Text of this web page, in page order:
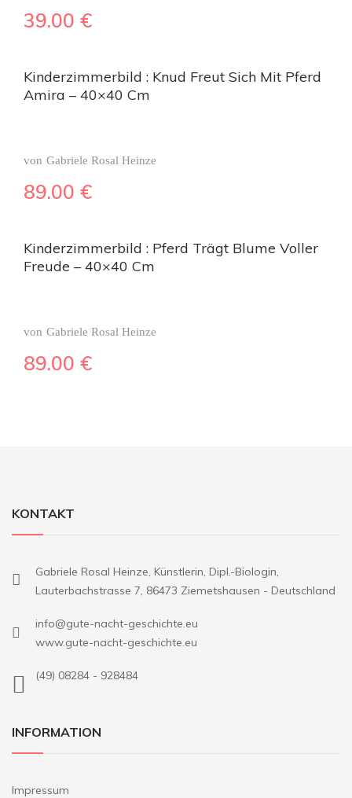
39.00 €
Kinderzimmerbild : Knud Freut Sich Mit Pferd
Amira – 40×40 Cm
von Gabriele Rosal Heinze
89.00 €
Kinderzimmerbild : Pferd Trägt Blume Voller
Freude – 40×40 Cm
von Gabriele Rosal Heinze
89.00 €
KONTAKT
Gabriele Rosal Heinze, Künstlerin, Dipl.-Biologin,
Lauterbachstrasse 7, 86473 Ziemetshausen - Deutschland
info@gute-nacht-geschichte.eu
www.gute-nacht-geschichte.eu
(49) 08284 - 928484
INFORMATION
Impressum